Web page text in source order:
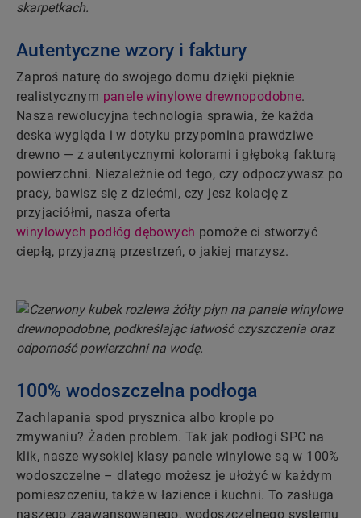
Autentyczne wzory i faktury
Zaproś naturę do swojego domu dzięki pięknie
realistycznym panele winylowe drewnopodobne.
Nasza rewolucyjna technologia sprawia, że każda
deska wygląda i w dotyku przypomina prawdziwe
drewno — z autentycznymi kolorami i głęboką fakturą
powierzchni. Niezależnie od tego, czy odpoczywasz po
pracy, bawisz się z dziećmi, czy jesz kolację z
przyjaciółmi, nasza oferta
winylowych podłóg dębowych pomoże ci stworzyć
ciepłą, przyjazną przestrzeń, o jakiej marzysz.
100% wodoszczelna podłoga
Zachlapania spod prysznica albo krople po
zmywaniu? Żaden problem. Tak jak podłogi SPC na
klik, nasze wysokiej klasy panele winylowe są w 100%
wodoszczelne – dlatego możesz je ułożyć w każdym
pomieszczeniu, także w łazience i kuchni. To zasługa
naszego zaawansowanego, wodoszczelnego systemu